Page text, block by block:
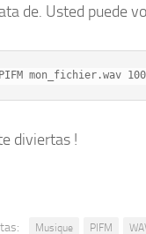
de. Usted puede
mon_fichier.wav
diviertas !
Musique PIFM